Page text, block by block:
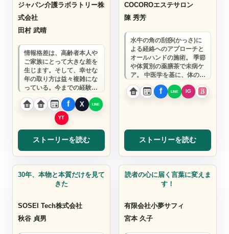
ジャパン介護ラボラトリー株
式会社
田村 武晴
情報格差は、高齢者本人や
ご家族にとって大きな差を
生じます。そして、幸せな
年の取り方は益々複雑にな
っている。今までの経験
を、自ら紙媒体（新聞）や
イベント、SNS…
ストーリーを読む
COCOROエステサロン
陳 秀芳
水牛の角の刮痧(かっさ)に
よる経絡へのアプローチと
オールハンドの施術。 季節
や体質別の薬膳茶で未病ケ
ア。 中医学を基に、体の内
側からも外側からも、 本来
の美しさ…
ストーリーを読む
ビジネスサポート
30年、本物と本質だけを見て
きた
SOSEI Tech株式会社
秋谷 貞男
カウンセリング
読者の心に届く言葉に変えま
す！
有限会社小夢サフィ
宮本 久子